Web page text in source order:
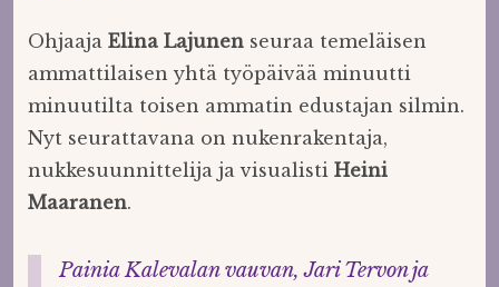
Ohjaaja Elina Lajunenseuraa temeläisen
ammattilaisen yhtä työpäivää minuutti
minuutilta toisen ammatin edustajan silmin.
Nyt seurattavana on nukenrakentaja,
nukkesuunnittelija ja visualisti Heini
Maaranen.
Painia Kalevalan vauvan, Jari Tervon ja